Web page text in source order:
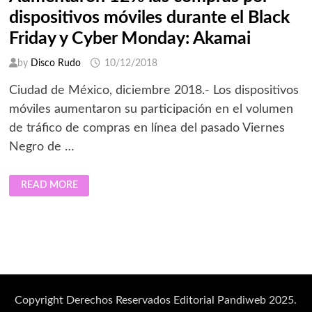
dispositivos móviles durante el Black
Friday y Cyber Monday: Akamai
by Disco Rudo 10/12/2018
Ciudad de México, diciembre 2018.- Los dispositivos
móviles aumentaron su participación en el volumen
de tráfico de compras en línea del pasado Viernes
Negro de …
AUMENTARON
12%
LAS
FRIDAY
CYBER
MONDAY:
READ MORE
Copyright Derechos Reservados Editorial Pandiweb 2025.